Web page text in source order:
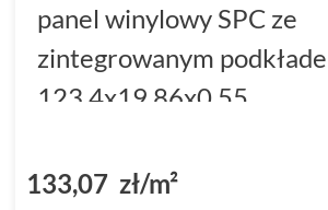
panel winylowy SPC ze
zintegrowanym
123.4x19.86x0.55
133,07 zł/m²